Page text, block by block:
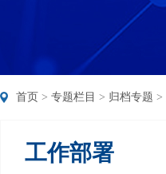
首页 > 专题栏目 > 归档专题 >
工作部署